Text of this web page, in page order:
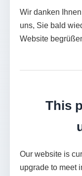
Wir danken
uns, Sie bald
Website
This
Our website is
upgrade to meet